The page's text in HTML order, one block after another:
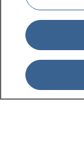
Hantering av
Inställningar för